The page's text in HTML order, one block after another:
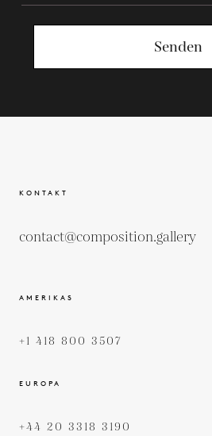
Senden
KONTAKT
contact@composition.gallery
AMERIKAS
+1 418 800 3507
EUROPA
+44 20 3318 3190